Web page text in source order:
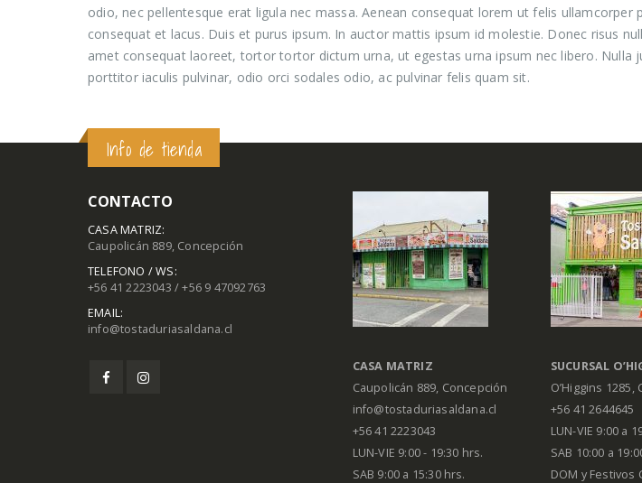
odio, nec pellentesque erat ligula nec massa. Aenean consequat lorem ut felis
consequat et lacus. Duis et purus ipsum. In auctor mattis ipsum id molestie. Donec risus
amet consequat laoreet, tortor tortor dictum urna, ut egestas urna ipsum nec libero.
porttitor iaculis pulvinar, odio orci sodales odio, ac pulvinar felis quam sit.
Info de tienda
CONTACTO
CASA MATRIZ:
Caupolicán 889, Concepción
TELEFONO / WS:
+56 41 2223043 / +56 9 47092763
EMAIL:
info@tostaduriasaldana.cl
CASA MATRIZ
Caupolicán 889, Concepción
info@tostaduriasaldana.cl
+56 41 2223043
LUN-VIE 9:00 - 19:30 hrs.
SAB 9:00 a 15:30 hrs.
SUCURSAL
O’Higgins 1285,
+56 41 2644645
LUN-VIE 9:00 a
SAB 10:00 a
DOM y Festivos